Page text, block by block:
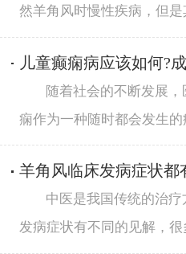
然羊角风时慢性疾病，但
儿童癫痫病应该如何?
随着社会的不断发展
痫作为一种随时都会发生的
羊角风临床发病症状都
中医是我国传统的治
发病症状有不同的见解，很